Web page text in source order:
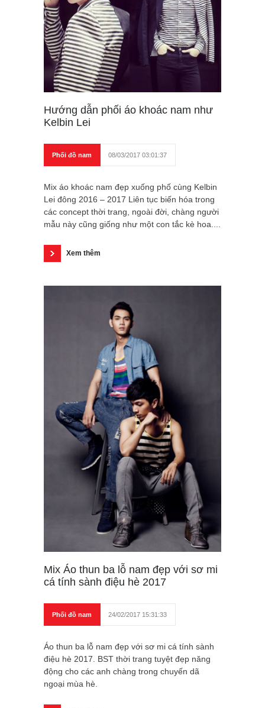
Hướng dẫn phối áo khoác nam như
Kelbin Lei
Phối đồ nam 08/03/2017 03:01:37
Mix áo khoác nam đẹp xuống phố cùng Kelbin
Lei đông 2016 – 2017 Liên tục biến hóa trong
các concept thời trang, ngoài đời, chàng người
mẫu này cũng giống như một con tắc kè hoa....
Xem thêm
Mix Áo thun ba lỗ nam đẹp với sơ mi
cá tính sành điệu hè 2017
Phối đồ nam 24/02/2017 15:31:33
Áo thun ba lỗ nam đẹp với sơ mi cá tính sành
điệu hè 2017. BST thời trang tuyệt đẹp năng
động cho các anh chàng trong chuyến dã
ngoại mùa hè.